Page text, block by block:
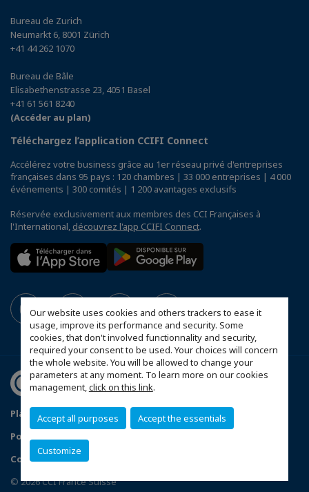
Our website uses cookies and others trackers to ease it
usage, improve its performance and security. Some
cookies, that don't involved functionnality and security,
required your consent to be used. Your choices will concern
the whole website. You will be allowed to change your
parameters at any moment. To learn more on our cookies
management,click on this link.
Accept all purposes Accept the essentials
Customize
Bureau de Zurich
Neumarkt 6, 8001 Zürich
+41 44 262 1070
Bureau de Bâle
Elisabethenstrasse 23, 4051 Basel
+41 61 561 8240
(Accéder au plan)
Téléchargez l’application CCIFI Connect
Accélérez votre business grâce au 1er réseau privé d'entreprises
françaises dans 95 pays : 120 chambres | 33 000 entreprises | 4 000
événements | 300 comités | 1 200 avantages exclusifs
Réservée exclusivement aux membres des CCI Françaises à
l'International, découvrez l'app CCIFI Connect.
Plan d'accès Genève
Mentions légales
Politique de confidentialité
Configurer vos préférences cookies
© 2026 CCI France Suisse